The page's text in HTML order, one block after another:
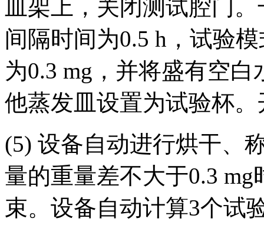
皿架上，关闭测试腔门
间隔时间为0.5 h，试验
为0.3 mg，并将盛有空
他蒸发皿设置为试验杯
(5) 设备自动进行烘干、
量的重量差不大于0.3
束。设备自动计算3个试